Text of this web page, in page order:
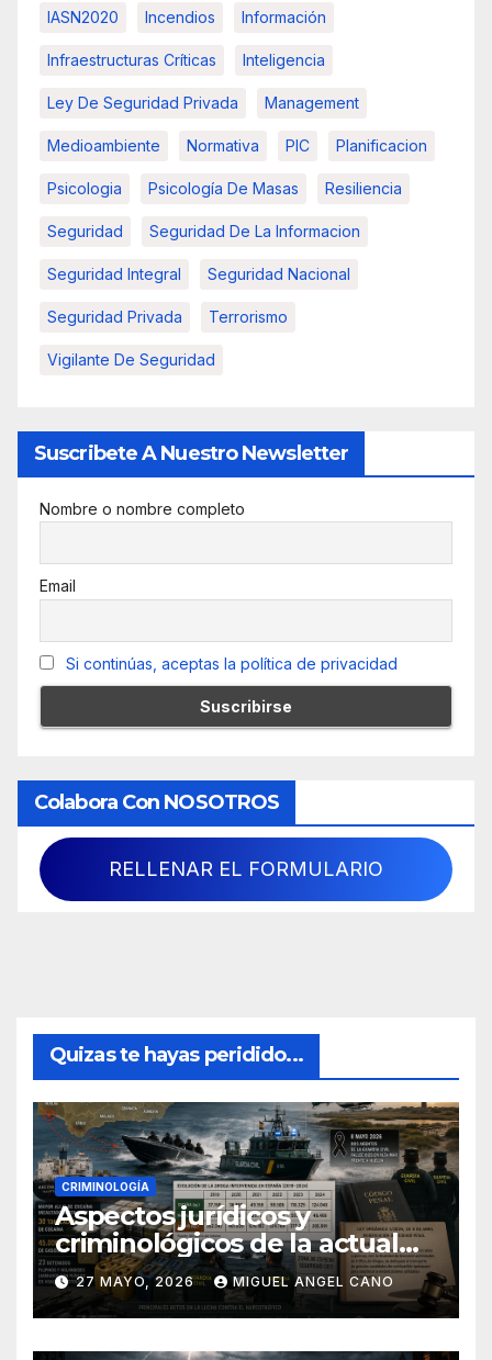
IASN2020 Incendios Información
Infraestructuras Críticas Inteligencia
Ley De Seguridad Privada Management
Medioambiente Normativa PIC Planificacion
Psicologia Psicología De Masas Resiliencia
Seguridad Seguridad De La Informacion
Seguridad Integral Seguridad Nacional
Seguridad Privada Terrorismo
Vigilante De Seguridad
Suscribete A Nuestro Newsletter
Nombre o nombre completo
Email
Si continúas, aceptas la política de privacidad
Colabora Con NOSOTROS
RELLENAR EL FORMULARIO
Quizas te hayas peridido...
CRIMINOLOGÍA
Aspectos jurídicos y
criminológicos de la actual
lucha contra el narcotráfico
en el sur de España
27 MAYO, 2026 MIGUEL ANGEL CANO